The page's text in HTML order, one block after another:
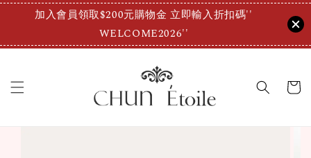
加入會員領取$200元購物金 立即輸入折扣碼''
WELCOME2026''